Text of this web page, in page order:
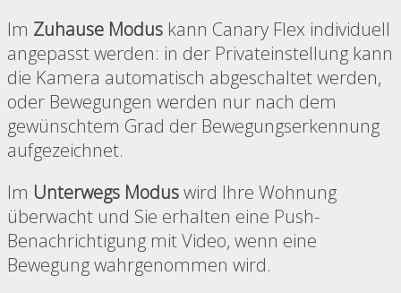
Im Zuhause Modus kann Canary Flex individuell
angepasst werden: in der Privateinstellung kann
die Kamera automatisch abgeschaltet werden,
oder Bewegungen werden nur nach dem
gewünschtem Grad der Bewegungserkennung
aufgezeichnet.
Im Unterwegs Moduswird Ihre Wohnung
überwacht und Sie erhalten eine Push-
Benachrichtigung mit Video, wenn eine
Bewegung wahrgenommen wird.